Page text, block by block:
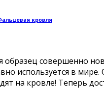
кровля
образец совершенно
используется в
на кровле! Теперь